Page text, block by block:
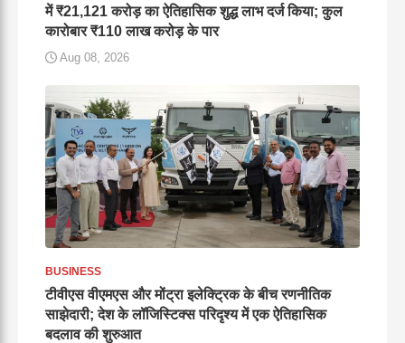
में ₹21,121 करोड़ का ऐतिहासिक शुद्ध लाभ दर्ज किया; कुल
कारोबार ₹110 लाख करोड़ के पार
Aug 08, 2026
BUSINESS
टीवीएस वीएमएस और मोंट्रा इलेक्ट्रिक के बीच रणनीतिक
साझेदारी; देश के लॉजिस्टिक्स परिदृश्य में एक ऐतिहासिक
बदलाव की शुरुआत